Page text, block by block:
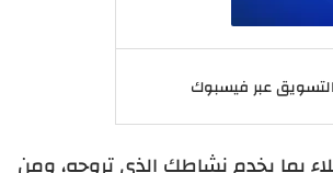
عبر فيسبوك
بما يخدم نشاطك الذي تروجه، ومن